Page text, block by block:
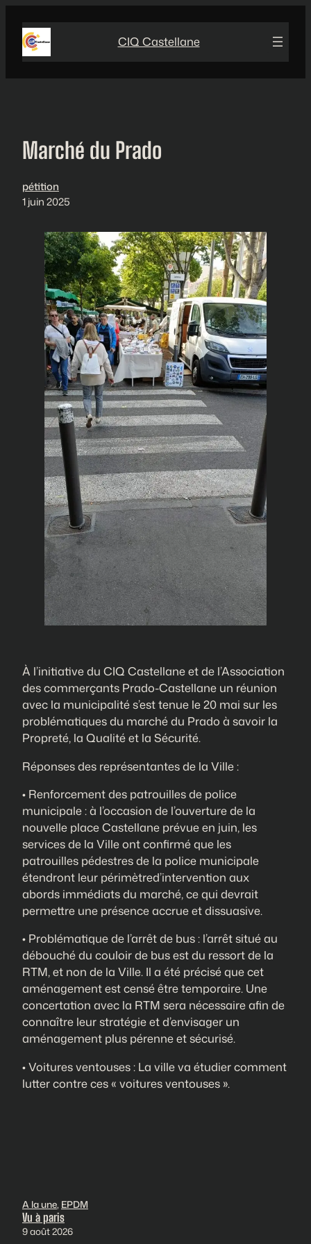
contenu
CIQ Castellane
Marché du Prado
pétition
1 juin 2025
À l’initiative du CIQ Castellane et de l’Association
des commerçants Prado-Castellane un réunion
avec la municipalité s’est tenue le 20 mai sur les
problématiques du marché du Prado à savoir la
Propreté, la Qualité et la Sécurité.
Réponses des représentantes de la Ville :
• Renforcement des patrouilles de police
municipale : à l’occasion de l’ouverture de la
nouvelle place Castellane prévue en juin, les
services de la Ville ont confirmé que les
patrouilles pédestres de la police municipale
étendront leur périmètred’intervention aux
abords immédiats du marché, ce qui devrait
permettre une présence accrue et dissuasive.
• Problématique de l’arrêt de bus : l’arrêt situé au
débouché du couloir de bus est du ressort de la
RTM, et non de la Ville. Il a été précisé que cet
aménagement est censé être temporaire. Une
concertation avec la RTM sera nécessaire afin de
connaître leur stratégie et d’envisager un
aménagement plus pérenne et sécurisé.
• Voitures ventouses : La ville va étudier comment
lutter contre ces « voitures ventouses ».
A la une, EPDM
Vu à paris
9 août 2026